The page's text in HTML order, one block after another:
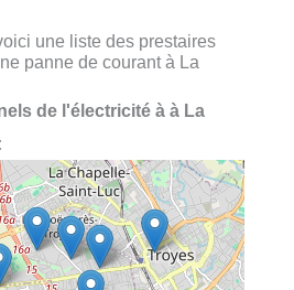
une liste des prestaires
panne de courant à La
de l'électricité à à La